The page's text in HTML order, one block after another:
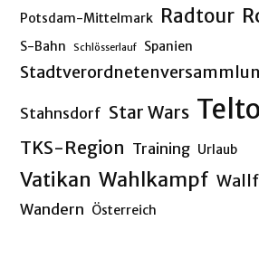
Potsdam-Mittelmark Radtour
S-Bahn Schlösserlauf Spanien
Stahnsdorf Star Wars
TKS-Region Training Urlaub
Vatikan Wahlkampf
Wandern Österreich